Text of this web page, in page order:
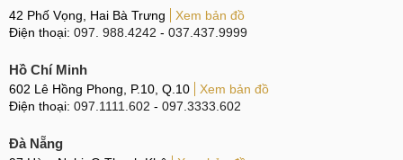
cam kết chỉ lựa chọn những sản phẩm tốt nhất để đảm bảo
hiệu quả tối ưu.
Linh kiện Zin 100%
đều là hàng mới, nguyên bản, đảm bảo sự tương thích
hoàn hảo với thiết bị.
Linh kiện Chính hãng, chất lượng cao
42 Phố Vọng, Hai Bà Trưng
Xem bản đồ
Điện thoại: 097. 988.4242 - 037.437.9999
Hồ Chí Minh
602 Lê Hồng Phong, P.10, Q.10
Xem bản đồ
Điện thoại: 097.1111.602 - 097.3333.602
Đà Nẵng